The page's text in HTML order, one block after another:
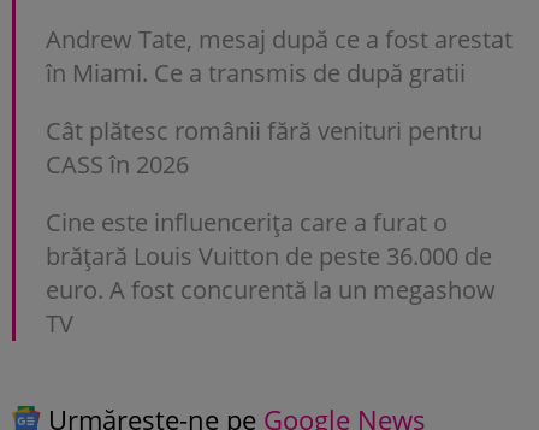
Andrew Tate, mesaj după ce a fost arestat
în Miami. Ce a transmis de după gratii
Cât plătesc românii fără venituri pentru
CASS în 2026
Cine este influencerița care a furat o
brățară Louis Vuitton de peste 36.000 de
euro. A fost concurentă la un megashow
TV
Urmărește-ne pe Google News